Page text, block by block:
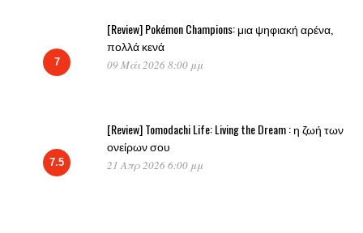
7
[Review] Pokémon Champions: μια ψηφιακή αρένα,
πολλά κενά
09 Μάι 2026 8:00 μμ
7.5
[Review] Tomodachi Life: Living the Dream : η ζωή των
ονείρων σου
21 Απρ 2026 6:00 μμ